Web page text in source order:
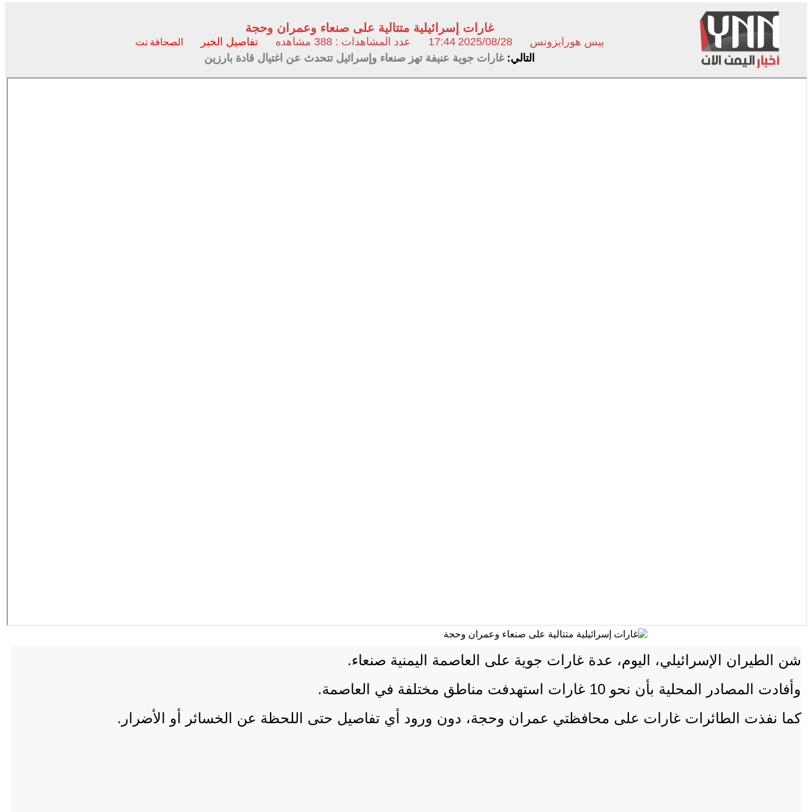
غارات إسرائيلية متتالية على صنعاء وعمران وحجة
بيس هورايزونس 2025/08/28
17:44 عدد المشاهدات : 388 مشاهده تفاصيل الخبر الصحافة نت
التالي:غارات جوية عنيفة تهز صنعاء وإسرائيل تتحدث عن اغتيال قادة بارزين
شن الطيران الإسرائيلي، اليوم، عدة غارات جوية على العاصمة اليمنية صنعاء.
وأفادت المصادر المحلية بأن نحو 10 غارات استهدفت مناطق مختلفة في العاصمة.
كما نفذت الطائرات غارات على محافظتي عمران وحجة، دون ورود أي تفاصيل حتى اللحظة عن الخسائر أو الأضرار.